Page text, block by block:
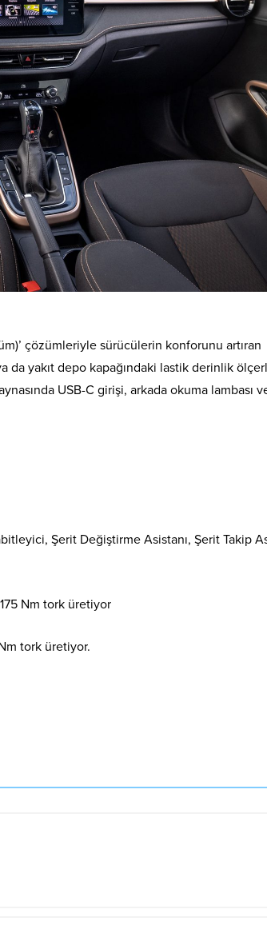
çözümleriyle sürücülerin konforunu artıran
da yakıt depo kapağındaki lastik derinlik
USB-C girişi, arkada okuma lambası
Şerit Değiştirme Asistanı, Şerit Takip
Nm tork üretiyor
tork üretiyor.